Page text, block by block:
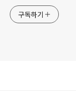
구독하기